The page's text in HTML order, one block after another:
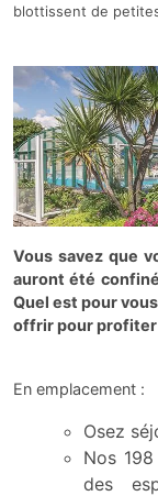
blottissent de
Vous savez que
auront été
Quel est pour
offrir pour profiter
En emplacement :
Osez
Nos
des